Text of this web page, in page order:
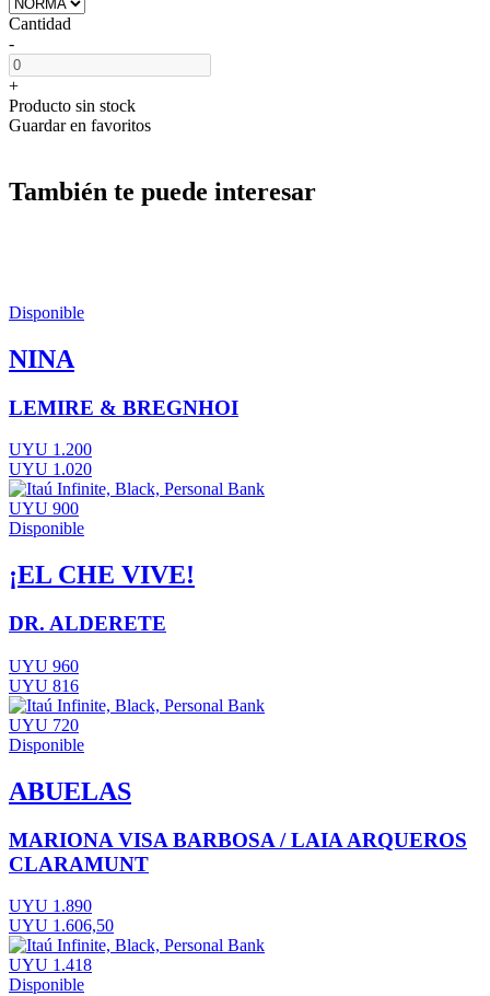
Cantidad
-
+
Producto sin stock
Guardar en favoritos
También te puede interesar
Disponible
NINA
LEMIRE & BREGNHOI
UYU 1.200
UYU 1.020
UYU 900
Disponible
¡EL CHE VIVE!
DR. ALDERETE
UYU 960
UYU 816
UYU 720
Disponible
ABUELAS
MARIONA VISA BARBOSA / LAIA ARQUEROS
CLARAMUNT
UYU 1.890
UYU 1.606,50
UYU 1.418
Disponible